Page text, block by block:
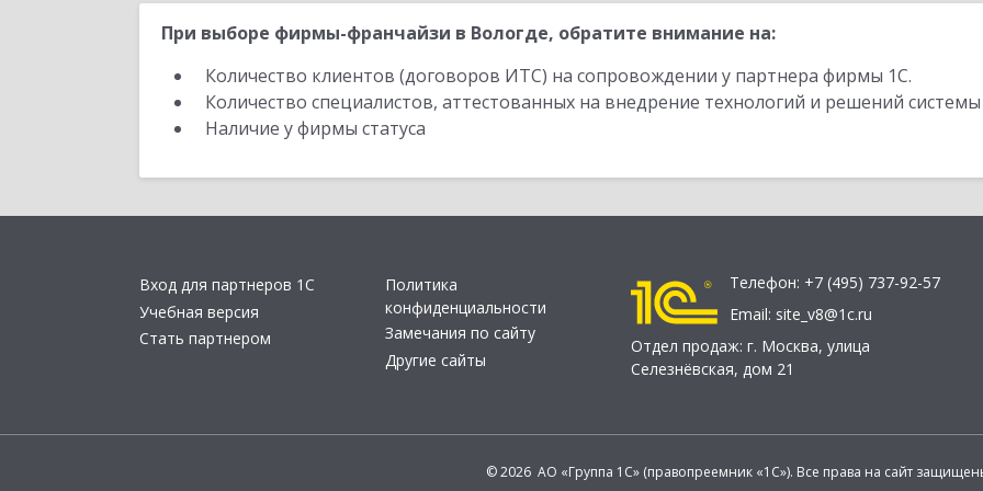
При выборе фирмы-франчайзи в Вологде, обратите внимание на:
Количество клиентов (договоров ИТС) на сопровождении у партнера фирмы 1С.
Количество специалистов, аттестованных на внедрение технологий и решений
Наличие у фирмы статуса
Вход для партнеров 1С
Учебная версия
Стать партнером
Политика
конфиденциальности
Замечания по сайту
Другие сайты
Телефон: +7 (495) 737-92-57
Email: site_v8@1c.ru
Отдел продаж: г. Москва, улица
Селезнёвская, дом 21
© 2026 АО «Группа 1С» (правопреемник «1С»). Все права на сайт